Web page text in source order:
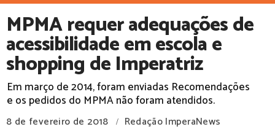
MPMA requer adequações de
acessibilidade em escola e
shopping de Imperatriz
Em março de 2014, foram enviadas Recomendações
e os pedidos do MPMA não foram atendidos.
8 de fevereiro de 2018 / Redação ImperaNews